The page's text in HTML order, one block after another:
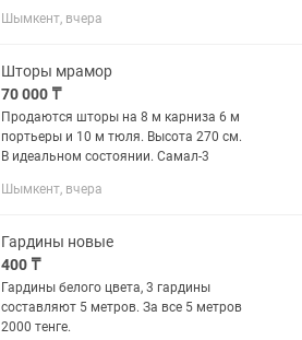
ролл Дикий тюл Алюминий Ролл
Шымкент, вчера
Шторы мрамор
70 000 ₸
Продаются шторы на 8 м карниза 6 м
портьеры и 10 м тюля. Высота 270 см.
В идеальном состоянии. Самал-3
Шымкент, вчера
Гардины новые
400 ₸
Гардины белого цвета, 3 гардины
составляют 5 метров. За все 5 метров
2000 тенге.